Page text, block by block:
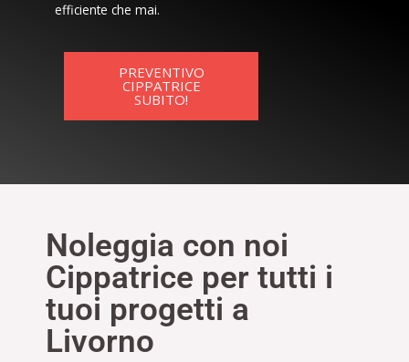
efficiente che mai.
PREVENTIVO
CIPPATRICE
SUBITO!
Noleggia con noi
Cippatrice per tutti i
tuoi progetti a
Livorno